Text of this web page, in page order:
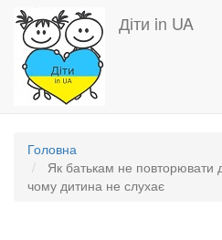
Перейти
основного
вмісту
Діти in UA
Головна
Як батькам не повторювати
чому дитина не слухає